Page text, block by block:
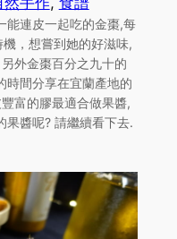
能連皮一起吃的金棗,每
，想嘗到她的好滋味,
外金棗百分之九十的
時間分享在宜蘭產地的
富的膠最適合做果醬,
果醬呢? 請繼續看下去.